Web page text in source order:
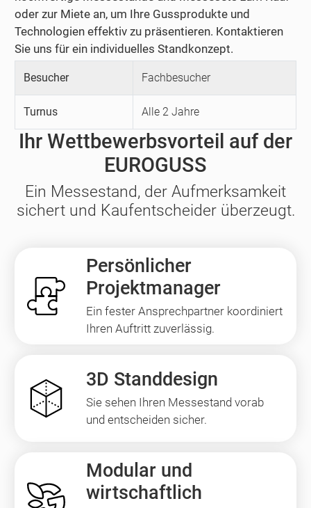
oder zur Miete an, um Ihre Gussprodukte und
Technologien effektiv zu präsentieren. Kontaktieren
Sie uns für ein individuelles Standkonzept.
Besucher Fachbesucher
Turnus Alle 2 Jahre
Ihr Wettbewerbsvorteil auf der
EUROGUSS
Ein Messestand, der Aufmerksamkeit
sichert und Kaufentscheider überzeugt.
Persönlicher
Projektmanager
Ein fester Ansprechpartner koordiniert
Ihren Auftritt zuverlässig.
3D Standdesign
Sie sehen Ihren Messestand vorab
und entscheiden sicher.
Modular und
wirtschaftlich